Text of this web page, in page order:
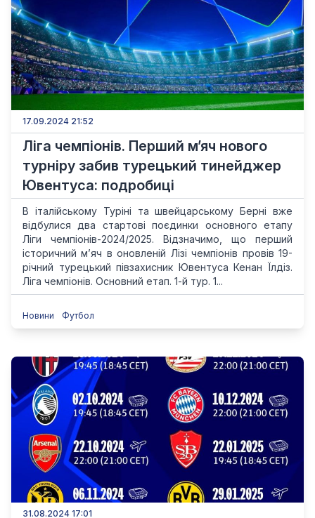
17.09.2024 21:52
Ліга чемпіонів. Перший м’яч нового
турніру забив турецький тинейджер
Ювентуса: подробиці
В італійському Туріні та швейцарському Берні вже
відбулися два стартові поєдинки основного етапу
Ліги чемпіонів-2024/2025. Відзначимо, що перший
історичний м’яч в оновленій Лізі чемпіонів провів 19-
річний турецький півзахисник Ювентуса Кенан Їлдіз.
Ліга чемпіонів. Основний етап. 1-й тур. 1...
Новини Футбол
31.08.2024 17:01